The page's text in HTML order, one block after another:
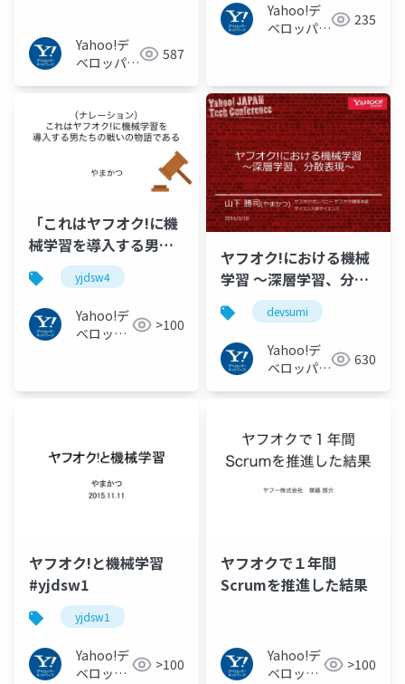
Yahoo!デ
ベロッパー
587
Yahoo!デ
ベロッパー
235
「これはヤフオク!に機
械学習を導入する男た
ちの戦いの物語であ
る」#yjdsw4
yjdsw4
Yahoo!デ
ベロッパ
>100
ヤフオク!における機械
学習 ～深層学習、分散
表現～ #devsumi
devsumi
Yahoo!デ
ベロッパー
630
ヤフオク!と機械学習
#yjdsw1
yjdsw1
Yahoo!デ
ベロッパ
>100
ヤフオクで１年間
Scrumを推進した結果
Yahoo!デ
ベロッパ
>100